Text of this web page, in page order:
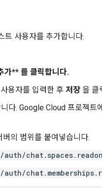
트 사용자를 추가합니다.
가** 를 클릭합니다.
용자를 입력한 후 저장 을 클
다. Google Cloud 프로젝트
의 범위를 붙여넣습니다.
auth/